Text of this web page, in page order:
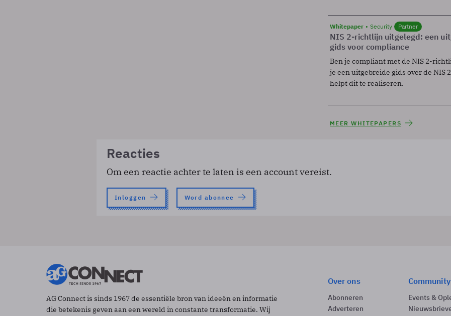
Whitepaper Security Partner
NIS 2-richtlijn uitgelegd: een
gids voor compliance
Ben je compliant met de NIS 2-
je een uitgebreide gids over de NIS
helpt dit te realiseren.
MEER WHITEPAPERS
Reacties
Om een reactie achter te laten is een account vereist.
Inloggen Word abonnee
AG Connect is sinds 1967 de essentiële bron van ideeën en informatie
die betekenis geven aan een wereld in constante transformatie. Wij
Over ons
Abonneren
Adverteren
Community
Events &